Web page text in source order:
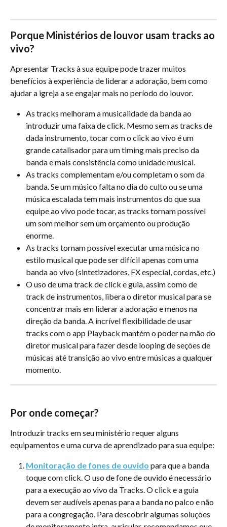
Porque Ministérios de louvor usam tracks ao
vivo?
Apresentar Tracks à sua equipe pode trazer muitos
benefícios à experiência de liderar a adoração, bem como
ajudar a igreja a se engajar mais no período do louvor.
As tracks melhoram a musicalidade da banda ao
introduzir uma faixa de click. Mesmo sem as tracks de
dada instrumento, tocar com o click ao vivo é um
grande catalisador para um timing mais preciso da
banda e mais consistência como unidade musical.
As tracks complementam e/ou completam o som da
banda. Se um músico falta no dia do culto ou se uma
música escalada tem mais instrumentos do que sua
equipe ao vivo pode tocar, as tracks tornam possível
um som melhor sem um orçamento ou produção
enorme.
As tracks tornam possível executar uma música no
estilo musical que pode ser difícil apenas com uma
banda ao vivo (sintetizadores, FX especial, cordas, etc.)
O uso de uma track de click e guia, assim como de
track de instrumentos, libera o diretor musical para se
concentrar mais em liderar a adoração e menos na
direção da banda. A incrível flexibilidade de usar
tracks com o app Playback mantém o poder na mão do
diretor musical para fazer desde looping de seções de
músicas até transição ao vivo entre músicas a qualquer
momento.
Por onde começar?
Introduzir tracks em seu ministério requer alguns
equipamentos e uma curva de aprendizado para sua equipe:
Monitoração de fones de ouvido para que a banda
toque com click. O uso de fone de ouvido é necessário
para a execução ao vivo da Tracks. O click e a guia
devem ser audíveis apenas para a banda no palco e não
para a congregação. Para descobrir algumas soluções